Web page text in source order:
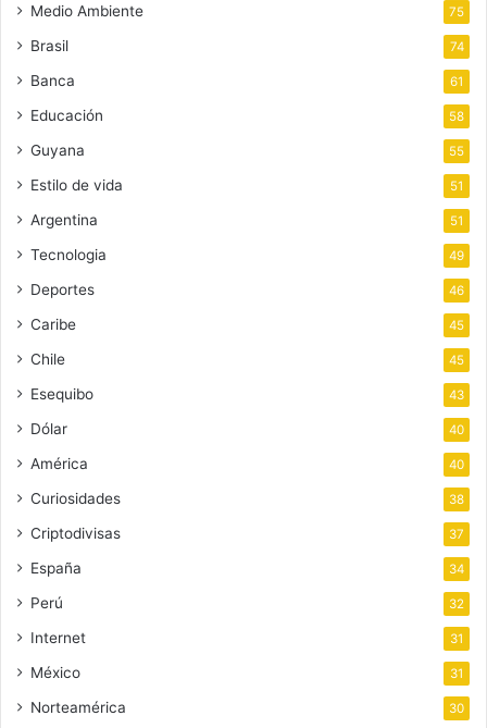
Medio Ambiente 75
Brasil 74
Banca 61
Educación 58
Guyana 55
Estilo de vida 51
Argentina 51
Tecnologia 49
Deportes 46
Caribe 45
Chile 45
Esequibo 43
Dólar 40
América 40
Curiosidades 38
Criptodivisas 37
España 34
Perú 32
Internet 31
México 31
Norteamérica 30